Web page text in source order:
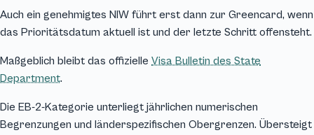
Auch ein genehmigtes NIW führt erst dann zur Greencard, wenn
das Prioritätsdatum aktuell ist und der letzte Schritt offensteht.
Maßgeblich bleibt das offizielle Visa Bulletin des State
Department.
Die EB-2-Kategorie unterliegt jährlichen numerischen
Begrenzungen und länderspezifischen Obergrenzen. Übersteigt